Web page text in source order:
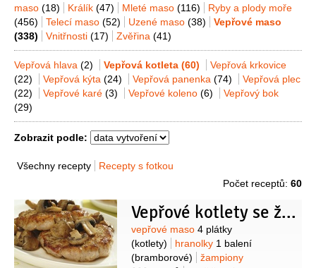
maso (18) Králík (47) Mleté maso (116)
Ryby a plody moře
(456)
Telecí maso (52) Uzené maso (38)
Vepřové maso
(338)
Vnitřnosti (17) Zvěřina (41)
Vepřová hlava (2) Vepřová kotleta (60)
Vepřová krkovice
(22)
Vepřová kýta (24) Vepřová panenka (74)
Vepřová plec
(22)
Vepřové karé (3) Vepřové koleno (6)
Vepřový bok
(29)
Zobrazit podle:
Všechny recepty
Recepty s fotkou
Počet receptů: 60
Vepřové kotlety se žampiony
Suroviny
vepřové maso 4 plátky
(kotlety)
hranolky 1 balení
(bramborové)
žampiony